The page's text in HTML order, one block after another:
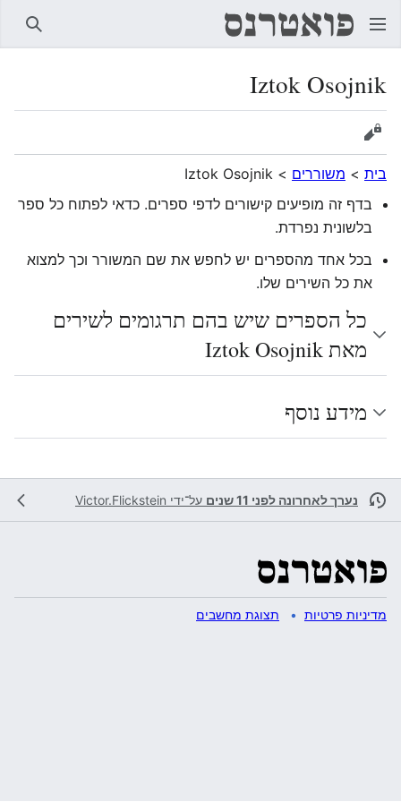
Iztok Osojnik
הצגת מקור
בית > משוררים >
Iztok Osojnik
בדף זה מופיעים קישורים לדפי ספרים. כדאי לפתוח כל ספר
בלשונית נפרדת.
בכל אחד מהספרים יש לחפש את שם המשורר וכך למצוא
את כל השירים שלו.
כל הספרים שיש בהם תרגומים לשירים
מאת Iztok Osojnik
מידע נוסף
נערך לאחרונה לפני 11 שנים על־ידי Victor.Flickstein
מדיניות פרטיות תצוגת מחשבים